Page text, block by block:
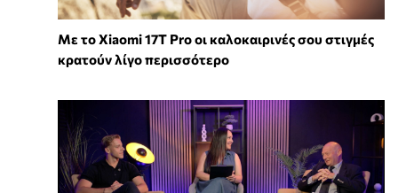
Με το Xiaomi 17T Pro οι καλοκαιρινές σου στιγμές
κρατούν λίγο περισσότερο